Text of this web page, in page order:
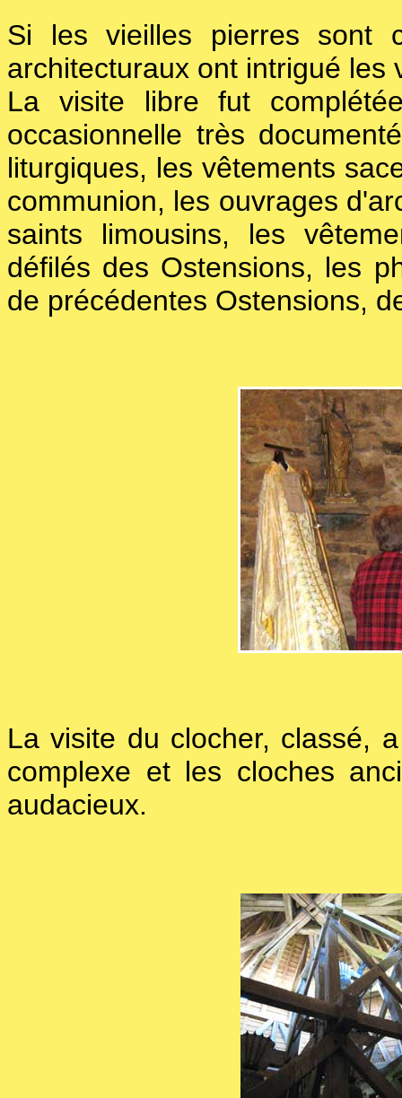
Si les vieilles pierres sont
architecturaux ont intrigué les
La visite libre fut
occasionnelle très
liturgiques, les vêtements
communion, les ouvrages
saints limousins, les
défilés des Ostensions, les
de précédentes Ostensions,
La visite du clocher, classé,
complexe et les cloches
audacieux.